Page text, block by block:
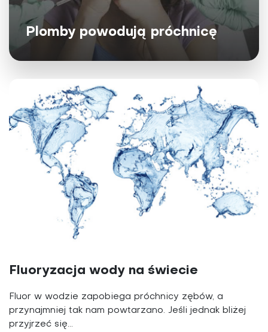
Plomby powodują próchnicę
Fluoryzacja wody na świecie
Fluor w wodzie zapobiega próchnicy zębów, a
przynajmniej tak nam powtarzano. Jeśli jednak bliżej
przyjrzeć się...